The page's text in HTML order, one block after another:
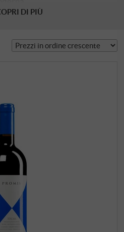
DI PIÙ